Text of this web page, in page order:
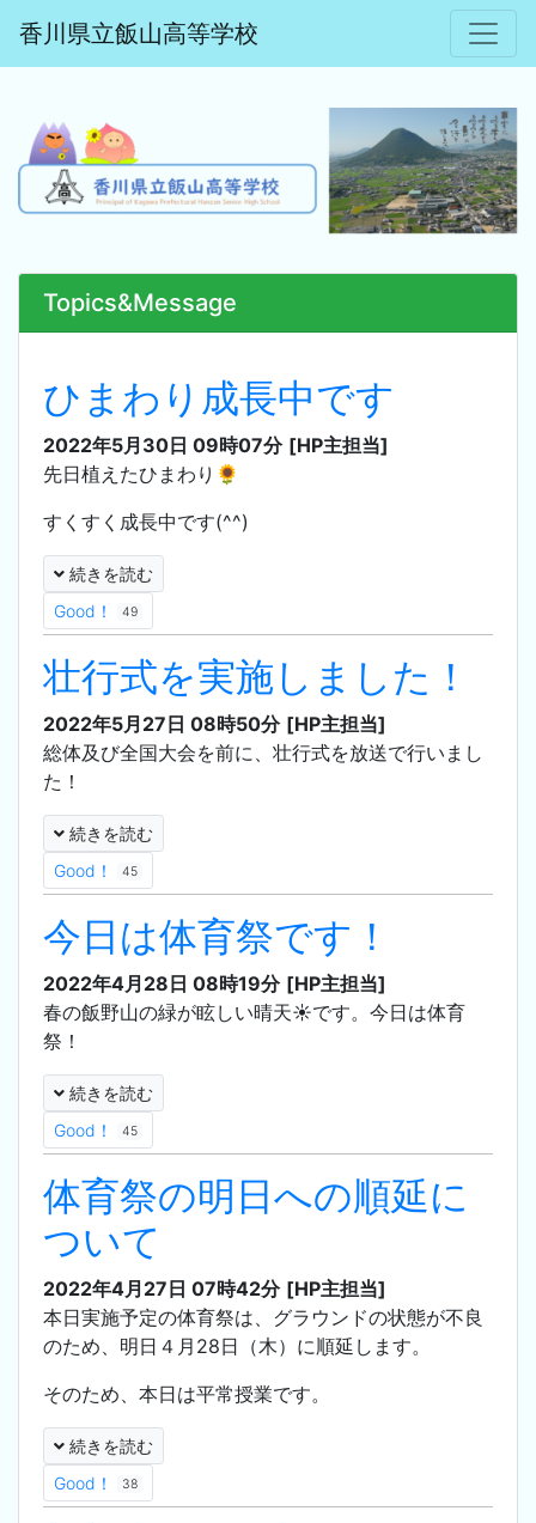
香川県立飯山高等学校
Topics&Message
ひまわり成長中です
2022年5月30日 09時07分 [HP主担当]
先日植えたひまわり🌻
すくすく成長中です(^^)
続きを読む
Good！
49
壮行式を実施しました！
2022年5月27日 08時50分 [HP主担当]
総体及び全国大会を前に、壮行式を放送で行いまし
た！
続きを読む
Good！
45
今日は体育祭です！
2022年4月28日 08時19分 [HP主担当]
春の飯野山の緑が眩しい晴天☀️です。今日は体育
祭！
続きを読む
Good！
45
体育祭の明日への順延に
ついて
2022年4月27日 07時42分 [HP主担当]
本日実施予定の体育祭は、グラウンドの状態が不良
のため、明日４月28日（木）に順延します。
そのため、本日は平常授業です。
続きを読む
Good！
38